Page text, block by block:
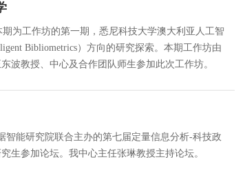
为工作坊的第一期，悉尼科技大学澳大利亚人工智
Bibliometrics）方向的研究探索。本期工作坊由
波教授、中心及合作团队师生参加此次工作坊。
智能研究院联合主办的第七届定量信息分析-科技政
生参加论坛。我中心主任张琳教授主持论坛。